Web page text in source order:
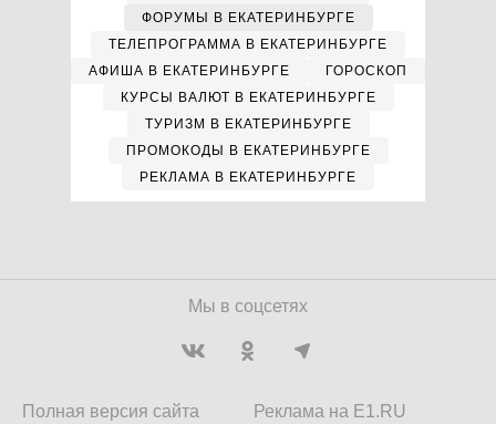
ФОРУМЫ В ЕКАТЕРИНБУРГЕ
ТЕЛЕПРОГРАММА В ЕКАТЕРИНБУРГЕ
АФИША В ЕКАТЕРИНБУРГЕ
ГОРОСКОП
КУРСЫ ВАЛЮТ В ЕКАТЕРИНБУРГЕ
ТУРИЗМ В ЕКАТЕРИНБУРГЕ
ПРОМОКОДЫ В ЕКАТЕРИНБУРГЕ
РЕКЛАМА В ЕКАТЕРИНБУРГЕ
Мы в соцсетях
Полная версия сайта
Реклама на E1.RU